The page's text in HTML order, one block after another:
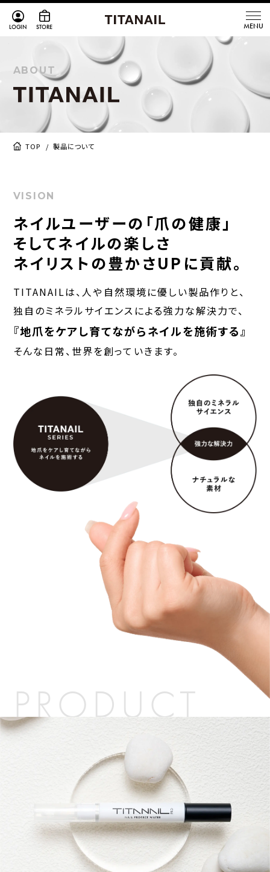
LOGIN STORE
ABOUT
TOP 製品について
VISION
ネイルユーザーの「爪の健康」
そしてネイルの楽しさ
ネイリストの豊かさUPに貢献。
TITANAILは、人や自然環境に優しい製品作りと、
独自のミネラルサイエンスによる強力な解決力で、
『地爪をケアし育てながらネイルを施術する』
そんな日常、世界を創っていきます。
PRODUCT